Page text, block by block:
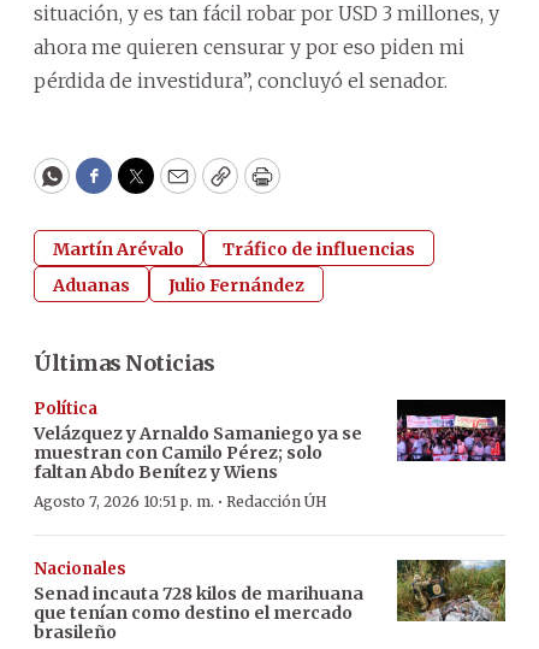
situación, y es tan fácil robar por USD 3 millones, y
ahora me quieren censurar y por eso piden mi
pérdida de investidura”, concluyó el senador.
WhatsApp
Facebook
Twitter
EmailCopyPrint
Martín Arévalo
Tráfico de influencias
Aduanas
Julio Fernández
Últimas Noticias
Política
Velázquez y Arnaldo Samaniego ya se
muestran con Camilo Pérez; solo
faltan Abdo Benítez y Wiens
Agosto 7, 2026 10:51 p. m. · Redacción ÚH
Nacionales
Senad incauta 728 kilos de marihuana
que tenían como destino el mercado
brasileño